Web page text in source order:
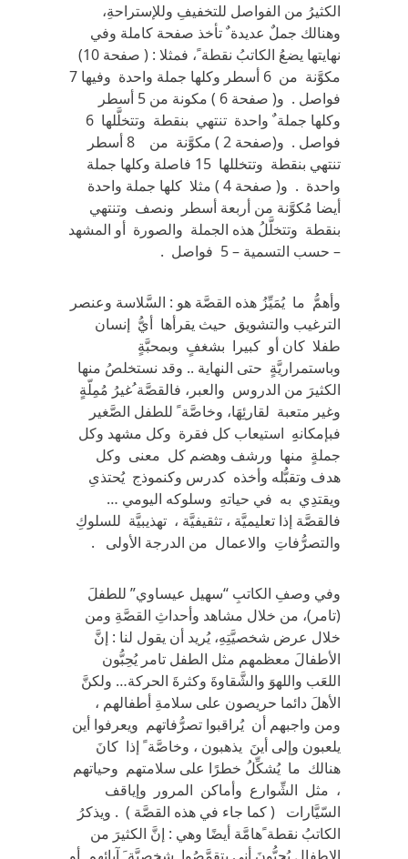
الكثيرُ من الفواصل للتخفيفِ وللإستراحةِ،
وهنالك جملٌ عديدة ٌ تأخذ صفحة كاملة وفي
نهايتها يضعُ الكاتبُ نقطة ً، فمثلا : ( صفحة 10)
مكوَّنة من 6 أسطر وكلها جملة واحدة وفيها 7
فواصل . و( صفحة 6 ) مكونة من 5 أسطر
فواصل . و(صفحة 2 ) مكوَّنة من 8 أسطر
تنتهي بنقطة وتتخللها 15 فاصلة وكلها جملة
واحدة . و( صفحة 4 ) مثلا كلها جملة واحدة
أيضا مُكوَّنة من أربعة أسطر ونصف وتنتهي
بنقطة وتتخلَّلُ هذه الجملة والصورة أو المشهد
– حسب التسمية – 5 فواصل .
وأهمُّ ما يُمَيِّزُ هذه القصَّة هو : السَّلاسة وعنصر
الترغيب والتشويق حيث يقرأها أيُّ إنسان
طفلا كان أو كبيرا بشغفٍ وبمحبَّةٍ
وباستمراريَّةٍ حتى النهاية .. وقد نستخلصُ منها
الكثيرَ من الدروس والعبر، فالقصَّة ُغيرُ مُمِلّةٍ
وغير متعبة لقارئِهَا، وخاصَّة ً للطفل الصَّغير
فبإمكانهِِ استيعاب كل فقرة وكل مشهد وكل
جملةٍ منها ورشف وهضم كل معنى وكل
هدف وتقبُّله وأخذه كدرس وكنموذج يُحتذىِ
ويقتدِي به في حياتهِ وسلوكه اليومي …
فالقصَّة إذا تعليميَّة ، تثقيفيَّة ، تهذيبيَّة للسلوكِ
والتصرُّفاتِ والاعمال من الدرجة الأولى .
وفي وصفِ الكاتبِ “سهيل عيساوي” للطفلَ
(تامر)، من خلال مشاهد وأحداثِ القصَّةِ ومن
خلال عرض شخصيَّتِهِ، يُريد أن يقول لنا : إنَّ
الأطفالَ معظمهم مثل الطفل تامر يُحِبُّون
اللعَب واللهوَ والشَّقاوةَ وكثرةَ الحركة… ولكنَّ
الأهلَ دائما حريصون على سلامةِ أطفالهم ،
ومن واجبهم أن يُراقبوا تصرُّفاتهم ويعرفوا أين
يلعبون وإلى أينَ يذهبون ، وخاصَّة ً إذا كانَ
هنالك ما يُشكِّلُ خطرًا على سلامتهم وحياتهم
، مثل الشِّوارع وأماكن المرور وإياقف
السّيَّارات ( كما جاء في هذه القصَّة ) . ويذكرُ
الكاتبُ نقطة ًهامَّة أيضًا وهي : إنَّ الكثيرَ من